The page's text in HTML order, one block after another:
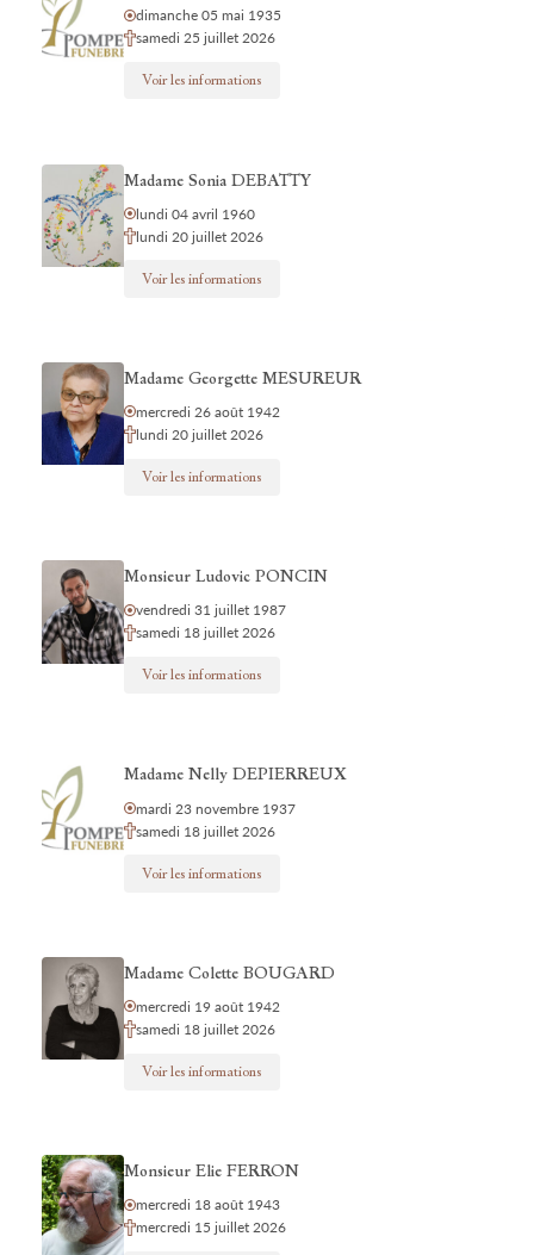
dimanche 05 mai 1935
samedi 25 juillet 2026
Voir les informations
Madame Sonia DEBATTY
lundi 04 avril 1960
lundi 20 juillet 2026
Voir les informations
Madame Georgette MESUREUR
mercredi 26 août 1942
lundi 20 juillet 2026
Voir les informations
Monsieur Ludovic PONCIN
vendredi 31 juillet 1987
samedi 18 juillet 2026
Voir les informations
Madame Nelly DEPIERREUX
mardi 23 novembre 1937
samedi 18 juillet 2026
Voir les informations
Madame Colette BOUGARD
mercredi 19 août 1942
samedi 18 juillet 2026
Voir les informations
Monsieur Elie FERRON
mercredi 18 août 1943
mercredi 15 juillet 2026